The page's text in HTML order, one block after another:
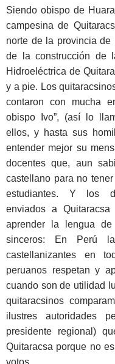
Siendo obispo de
campesina de
norte de la provincia de
de la construcción de
Hidroeléctrica de
y a pie. Los
contaron con mucha
obispo Ivo”, (así lo
ellos, y hasta sus
entender mejor su
docentes que, aun
castellano para no
estudiantes. Y los
enviados a
aprender la lengua de
sinceros: En Perú
castellanizantes en
peruanos respetan y
cuando son de utilidad
quitaracsinos
ilustres autoridades
presidente regional)
Quitaracsa porque no